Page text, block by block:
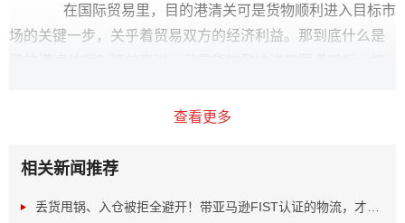
在国际贸易里，目的港清关可是货物顺利进入目标市
场的关键一步，关乎着贸易双方的经济利益。那到底什么是
货物能合法进入国内市场销售或使用。
查看更多
相关新闻推荐
丢货甩锅、入仓被拒全避开！带亚马逊FIST认证的物流，才是...